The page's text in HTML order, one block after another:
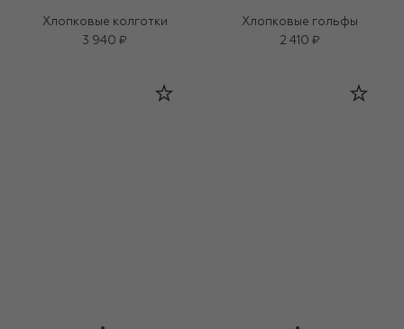
Хлопковые колготки
3 940 ₽
Хлопковые гольфы
2 410 ₽